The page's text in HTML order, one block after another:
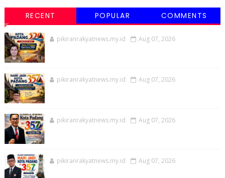
RECENT POPULAR COMMENTS
pikiranrakyatnews.my.id Aug 07, 2026
pikiranrakyatnews.my.id Aug 07, 2026
pikiranrakyatnews.my.id Aug 07, 2026
pikiranrakyatnews.my.id Aug 07, 2026